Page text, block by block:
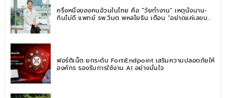
ครึ่งหนึ่งของคนอ้วนในไทย คือ “วัยทำงาน” เหตุนั่งนาน-
กินไม่ดี แพทย์ รพ.วิมุต พหลโยธิน เตือน “อย่าดูแค่เลขบน
ฟอร์ติเน็ต ยกระดับ FortiEndpoint เสริมความปลอดภัยให้
องค์กร รองรับการใช้งาน AI อย่างมั่นใจ